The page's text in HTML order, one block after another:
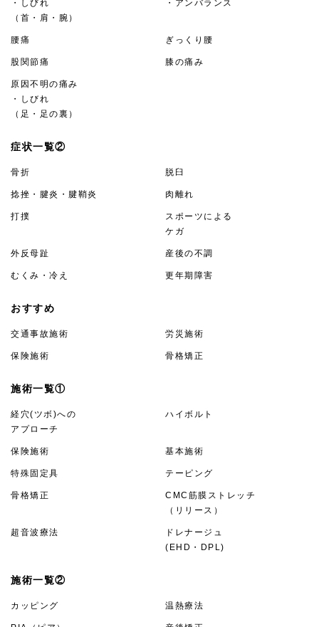
・しびれ
（首・肩・腕）
・アンバランス
腰痛 ぎっくり腰
股関節痛 膝の痛み
原因不明の痛み
・しびれ
（足・足の裏）
症状一覧②
骨折 脱臼
捻挫・腱炎・腱鞘炎 肉離れ
打撲
スポーツによる
ケガ
外反母趾 産後の不調
むくみ・冷え 更年期障害
おすすめ
交通事故施術 労災施術
保険施術 骨格矯正
施術一覧①
経穴(ツボ)への
アプローチ
ハイボルト
保険施術 基本施術
特殊固定具 テーピング
骨格矯正
CMC筋膜ストレッチ
（リリース）
超音波療法
ドレナージュ
(EHD・DPL)
施術一覧②
カッピング 温熱療法